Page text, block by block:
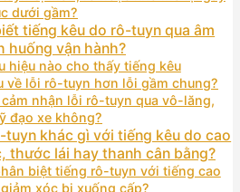
dưới gầm?
tiếng kêu do rô-tuyn qua âm
huống vận hành?
hiệu nào cho thấy tiếng kêu
về lỗi rô-tuyn hơn lỗi gầm chung?
nhận lỗi rô-tuyn qua vô-lăng,
đạo xe không?
tuyn khác gì với tiếng kêu do cao
thước lái hay thanh cân bằng?
biệt tiếng rô-tuyn với tiếng cao
xóc bị xuống cấp?